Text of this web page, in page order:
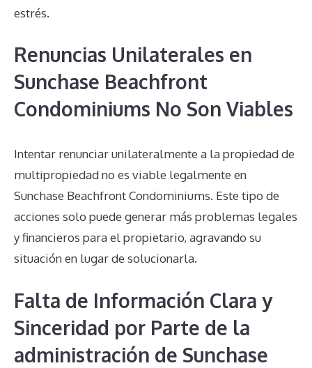
estrés.
Renuncias Unilaterales en
Sunchase Beachfront
Condominiums No Son Viables
Intentar renunciar unilateralmente a la propiedad de
multipropiedad no es viable legalmente en
Sunchase Beachfront Condominiums. Este tipo de
acciones solo puede generar más problemas legales
y financieros para el propietario, agravando su
situación en lugar de solucionarla.
Falta de Información Clara y
Sinceridad por Parte de la
administración de Sunchase